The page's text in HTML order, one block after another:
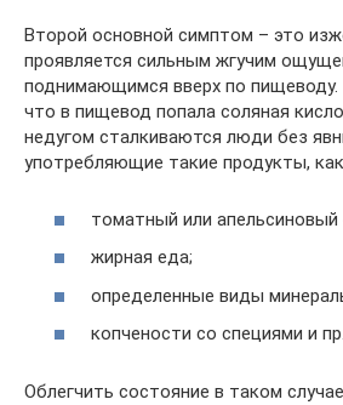
Второй основной симптом – это
проявляется сильным жгучим
поднимающимся вверх по пищеводу.
что в пищевод попала соляная
недугом сталкиваются люди без
употребляющие такие продукты,
томатный или апельсиновый
жирная еда;
определенные виды
копчености со специями и пр.
Облегчить состояние в таком